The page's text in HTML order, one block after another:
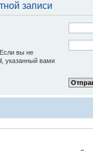
записи
вы не
указанный вами